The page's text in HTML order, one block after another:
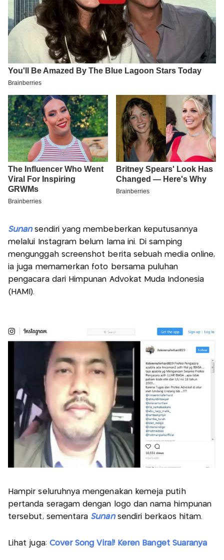
Sunansendiri yang membeberkan keputusannya
melalui Instagram belum lama ini. Di samping
mengunggah screenshot berita sebuah media online,
ia juga memamerkan foto bersama puluhan
pengacara dari Himpunan Advokat Muda Indonesia
(HAMI).
Hampir seluruhnya mengenakan kemeja putih
pertanda seragam dengan logo dan nama himpunan
tersebut, sementara Sunan sendiri berkaos hitam.
Lihat juga: Cover Song Viral! Keren Banget Suaranya